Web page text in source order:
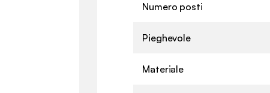
Numero posti
Pieghevole
Materiale